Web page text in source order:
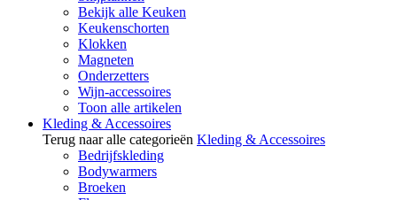
Bekijk alle Keuken
Keukenschorten
Klokken
Magneten
Onderzetters
Wijn-accessoires
Toon alle artikelen
Kleding & Accessoires
Terug naar alle categorieën Kleding & Accessoires
Bedrijfskleding
Bodywarmers
Broeken